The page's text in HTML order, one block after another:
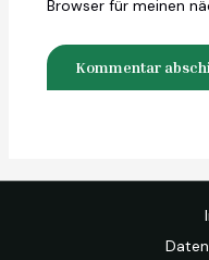
Browser für meinen